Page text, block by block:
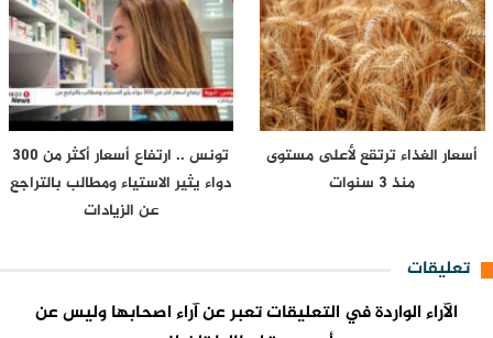
أسعار الغذاء ترتقع لأعلى مستوى
منذ 3 سنوات
تونس .. ارتفاع أسعار أكثر من 300
دواء يثير الاستياء ومطالب بالتراجع
عن الزيادات
تعليقات
الآراء الواردة في التعليقات تعبر عن آراء اصحابها وليس عن